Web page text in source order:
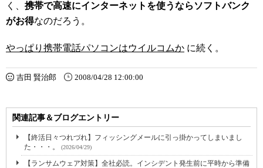
く、 携帯で高速にインターネットを使うならソフトバンク
がお得なのだろう。
やっぱり携帯電話パソコンはウイルコムか に続く。
吉田 賢治郎 2008/04/28 12:00:00
関連記事＆ブログエントリー
【終活日々つれづれ】フィッシングメールに引っ掛かってしまいまし
た・・・。
(2026/04/29)
【ランサムウェア対策】全社必読。インシデント発生前に平時から準備